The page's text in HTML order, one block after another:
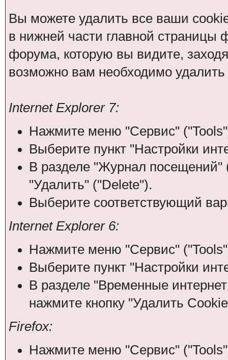
Вы можете удалить все ваши
в нижней части главной страницы
форума, которую вы видите,
возможно вам необходимо
Internet Explorer 7:
Нажмите меню "Сервис"
Выберите пункт "Настройки
В разделе "Журнал посещений"
"Удалить" ("Delete").
Выберите соответствующий
Internet Explorer 6:
Нажмите меню "Сервис"
Выберите пункт "Настройки
В разделе "Временные
нажмите кнопку "Удалить
Firefox:
Нажмите меню "Сервис"